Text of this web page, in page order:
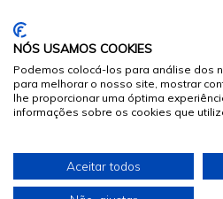
© 2026 Sumários.org
. Todos
Desenvolvido por
NÓS USAMOS COOKIES
Podemos colocá-los para análise dos
para melhorar o nosso site, mostrar
lhe proporcionar uma óptima
informações sobre os cookies que
Aceitar todos